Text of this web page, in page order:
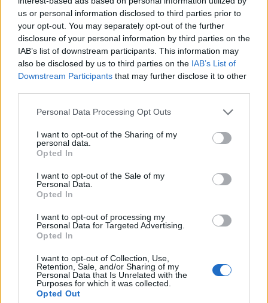
us or personal information disclosed to third parties prior to
your opt-out. You may separately opt-out of the further
disclosure of your personal information by third parties on the
IAB’s list of downstream participants. This information may
also be disclosed by us to third parties on the IAB’s List of
Downstream Participants that may further disclose it to other
Personal Data Processing Opt Outs
I want to opt-out of the Sharing of my
personal data.
Opted In
I want to opt-out of the Sale of my
Personal Data.
Opted In
I want to opt-out of processing my
Personal Data for Targeted Advertising.
Opted In
I want to opt-out of Collection, Use,
Retention, Sale, and/or Sharing of my
Personal Data that Is Unrelated with the
Purposes for which it was collected.
Opted Out
Λένα Ζευγαρά: «Δεν υπήρξε κλεισμένη
συνεργασία για να πω ότι χάλασε κάτι…»
10:24 @09-09-2025
SHOWBIZ
Λένα Ζευγαρά: Τι απαντά για τη συνεργασία
με τον Γιώργο Κακοσαίο που τελικά δεν θα
γίνει!